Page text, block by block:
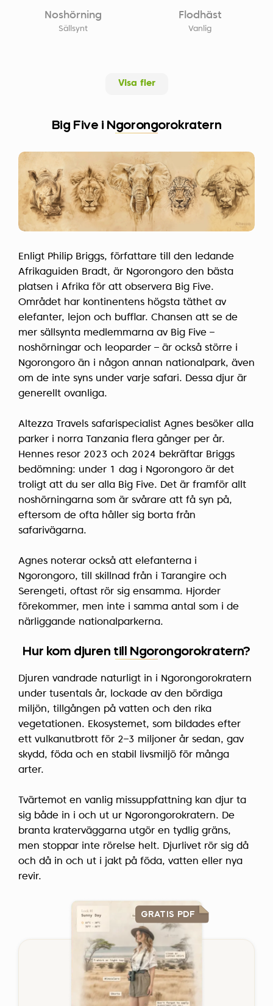
Noshörning
Sällsynt
Flodhäst
Vanlig
Visa fler
Big Five i Ngorongorokratern
Enligt Philip Briggs, författare till den ledande
Afrikaguiden Bradt, är Ngorongoro den bästa
platsen i Afrika för att observera Big Five.
Området har kontinentens högsta täthet av
elefanter, lejon och bufflar. Chansen att se de
mer sällsynta medlemmarna av Big Five –
noshörningar och leoparder – är också större i
Ngorongoro än i någon annan nationalpark, även
om de inte syns under varje safari. Dessa djur är
generellt ovanliga.
Altezza Travels safarispecialist Agnes besöker alla
parker i norra Tanzania flera gånger per år.
Hennes resor 2023 och 2024 bekräftar Briggs
bedömning: under 1 dag i Ngorongoro är det
troligt att du ser alla Big Five. Det är framför allt
noshörningarna som är svårare att få syn på,
eftersom de ofta håller sig borta från
safarivägarna.
Agnes noterar också att elefanterna i
Ngorongoro, till skillnad från i Tarangire och
Serengeti, oftast rör sig ensamma. Hjorder
förekommer, men inte i samma antal som i de
närliggande nationalparkerna.
Hur kom djuren till Ngorongorokratern?
Djuren vandrade naturligt in i Ngorongorokratern
under tusentals år, lockade av den bördiga
miljön, tillgången på vatten och den rika
vegetationen. Ekosystemet, som bildades efter
ett vulkanutbrott för 2–3 miljoner år sedan, gav
skydd, föda och en stabil livsmiljö för många
arter.
Tvärtemot en vanlig missuppfattning kan djur ta
sig både in i och ut ur Ngorongorokratern. De
branta kraterväggarna utgör en tydlig gräns,
men stoppar inte rörelse helt. Djurlivet rör sig då
och då in och ut i jakt på föda, vatten eller nya
revir.
GRATIS PDF